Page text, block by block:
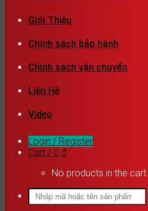
Giới Thiệu
Chính sách bảo hành
Chính sách vận chuyển
Liên Hệ
Video
Login / Register
Cart / 0 ₫
No products in the cart.
Search
for: